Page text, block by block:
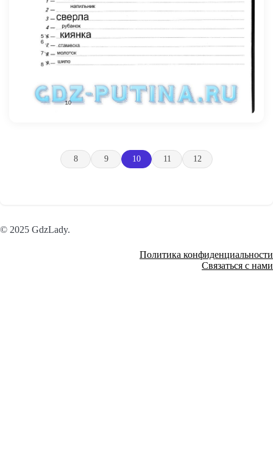
8 9 10 11 12
© 2025 GdzLady.
Политика конфиденциальности
Связаться с нами